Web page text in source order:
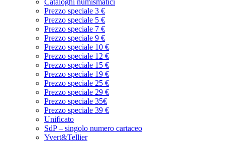
Prezzo speciale 3 €
Prezzo speciale 5 €
Prezzo speciale 7 €
Prezzo speciale 9 €
Prezzo speciale 10 €
Prezzo speciale 12 €
Prezzo speciale 15 €
Prezzo speciale 19 €
Prezzo speciale 25 €
Prezzo speciale 29 €
Prezzo speciale 35€
Prezzo speciale 39 €
Unificato
SdP – singolo numero cartaceo
Yvert&Tellier